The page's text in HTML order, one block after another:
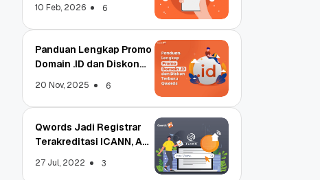
10 Feb, 2026 6
Panduan Lengkap Promo
Domain .ID dan Diskon
20 Nov, 2025 6
Qwords Jadi Registrar
Terakreditasi ICANN, Apa
27 Jul, 2022 3